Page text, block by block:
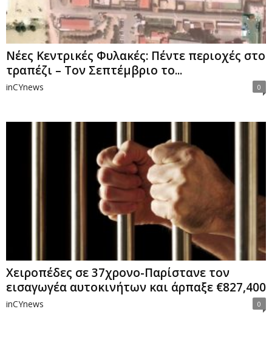
Νέες Κεντρικές Φυλακές: Πέντε περιοχές στο
τραπέζι – Τον Σεπτέμβριο το...
inCYnews 0
Χειροπέδες σε 37χρονο-Παρίστανε τον
εισαγωγέα αυτοκινήτων και άρπαξε €827,400
inCYnews 0